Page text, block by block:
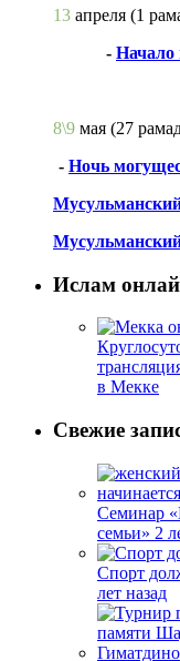
13 апреля (1
- Начало
8\9 мая (27
- Ночь
Ислам
в Мекке
Свежие
Семинар
семьи» 2
Спорт
лет назад